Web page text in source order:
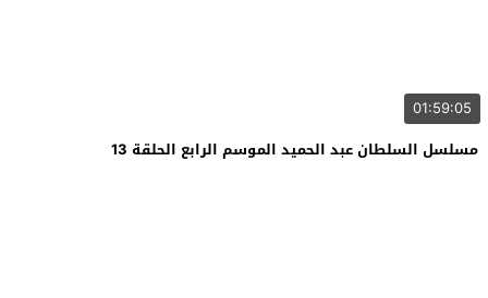
01:59:05
مسلسل السلطان عبد الحميد الموسم الرابع الحلقة 13